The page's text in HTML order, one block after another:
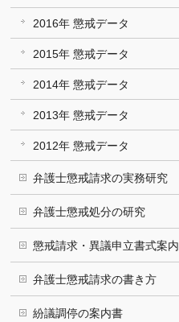
2016年 懲戒データ
2015年 懲戒データ
2014年 懲戒データ
2013年 懲戒データ
2012年 懲戒データ
弁護士懲戒請求の実務研究
弁護士懲戒処分の研究
懲戒請求・異議申立書式案内
弁護士懲戒請求の書き方
紛議調停の案内書